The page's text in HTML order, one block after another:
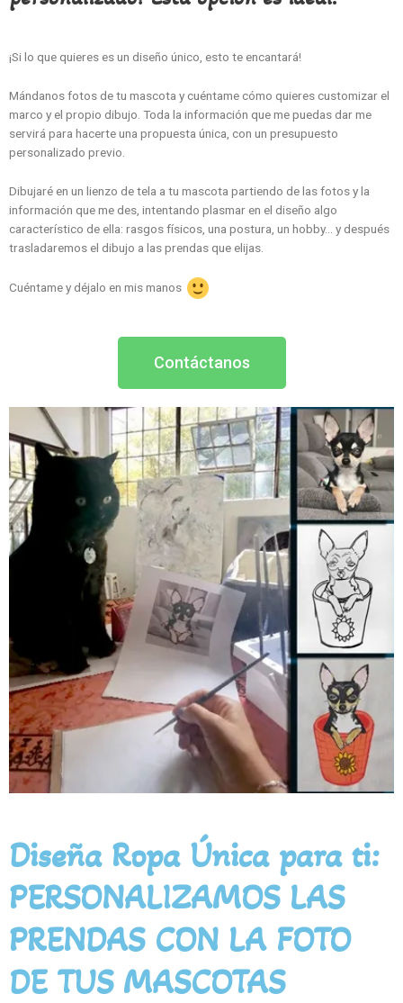
¡Si lo que quieres es un diseño único, esto te encantará!
Mándanos fotos de tu mascota y cuéntame cómo quieres customizar el
marco y el propio dibujo. Toda la información que me puedas dar me
servirá para hacerte una propuesta única, con un presupuesto
personalizado previo.
Dibujaré en un lienzo de tela a tu mascota partiendo de las fotos y la
información que me des, intentando plasmar en el diseño algo
característico de ella: rasgos físicos, una postura, un hobby… y después
trasladaremos el dibujo a las prendas que elijas.
Cuéntame y déjalo en mis manos
Contáctanos
Diseña Ropa Única para ti:
PERSONALIZAMOS LAS
PRENDAS CON LA FOTO
DE TUS MASCOTAS